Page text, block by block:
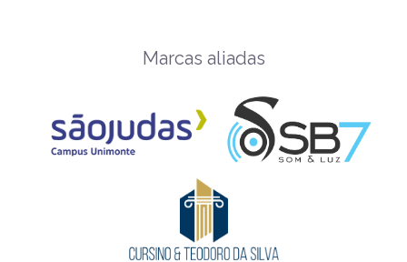
Marcas aliadas